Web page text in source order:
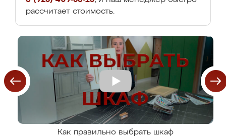
рассчитает стоимость.
Как правильно выбрать шкаф